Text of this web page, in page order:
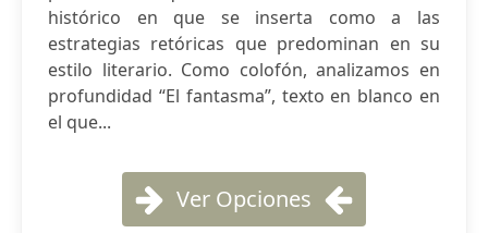
histórico en que se inserta como a las
estrategias retóricas que predominan en su
estilo literario. Como colofón, analizamos en
profundidad “El fantasma”, texto en blanco en
el que...
Ver Opciones